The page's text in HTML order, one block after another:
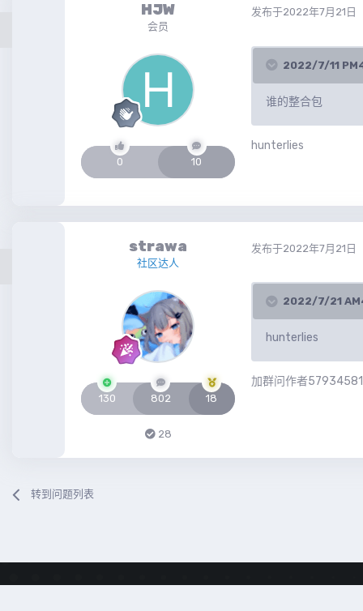
HJW
会员
0 10
发布于2022年7月21日
2022/7/11
谁的整合包
hunterlies
strawa
社区达人
130 802 18
28
发布于2022年7月21日
2022/7/21
hunterlies
加群问作者
转到问题列表